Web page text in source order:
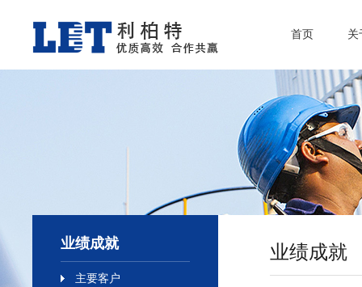
首页 关
业绩成就
主要客户
业绩成就